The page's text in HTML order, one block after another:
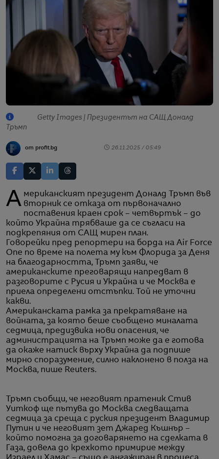
Getty Images | Президентът на САЩ Доналд
Тръмп
от profit.bg 26.11.2025 / 05:49
Американският президент Доналд Тръмп във вторник се отказа от първоначално
поставения краен срок – четвъртък – до
който Украйна трябваше да се съгласи на
подкрепяния от САЩ мирен план.
Говорейки пред репортери на борда на Air Force
One по време на полета му към Флорида за Деня
на благодарността, Тръмп заяви, че
американските преговарящи напредват в
разговорите с Русия и Украйна и че Москва е
приела определени отстъпки. Той не уточни
какви.
Американската рамка за прекратяване на
войната, за която беше съобщено миналата
седмица, предизвика нови опасения, че
администрацията на Тръмп може да е готова
да окаже натиск върху Украйна да подпише
мирно споразумение, силно наклонено в полза на
Москва, пише Reuters.
Тръмп съобщи, че неговият пратеник Стив
Уиткоф ще пътува до Москва следващата
седмица за среща с руския президент Владимир
Путин и че неговият зет Джаред Къшнър –
който помогна за договарянето на сделката в
Газа, довела до крехкото примирие между